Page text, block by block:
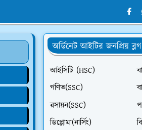
অর্ডিনেট আইটির জনপ্রিয় ব্লগ
আইসিটি (HSC)
গণিত(SSC)
রসায়ন(SSC)
ডিপ্লোমা(নার্সিং)